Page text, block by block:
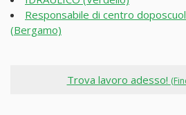
Responsabile di centro
(Bergamo)
Trova lavoro adesso!